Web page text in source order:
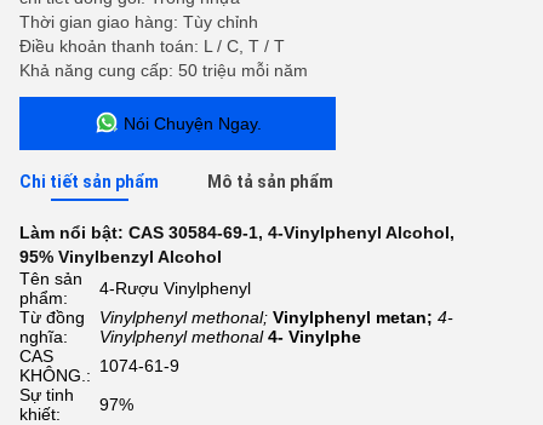
Thời gian giao hàng: Tùy chỉnh
Điều khoản thanh toán: L / C, T / T
Khả năng cung cấp: 50 triệu mỗi năm
Nói Chuyện Ngay.
Chi tiết sản phẩm Mô tả sản phẩm
Làm nổi bật: CAS 30584-69-1, 4-Vinylphenyl Alcohol,
95% Vinylbenzyl Alcohol
Tên sản
phẩm:
4-Rượu Vinylphenyl
Từ đồng
nghĩa:
Vinylphenyl methonal; Vinylphenyl metan; 4-
Vinylphenyl methonal 4- Vinylphe
CAS
KHÔNG.: 1074-61-9
Sự tinh
khiết:
97%